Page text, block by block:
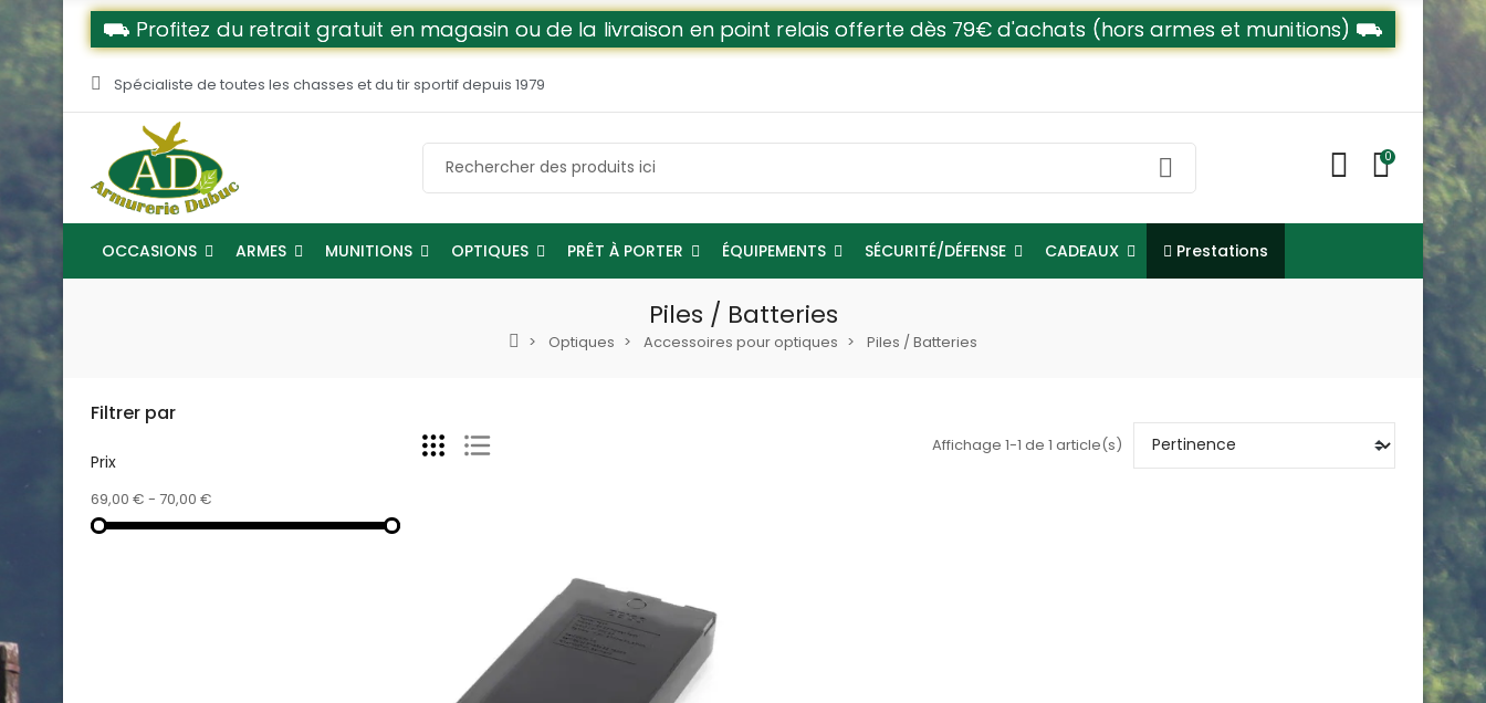
⛟ Profitez du retrait gratuit en magasin ou de la livraison en point relais offerte dès 79€ d'achats (hors armes et munitions) ⛟
Spécialiste de toutes les chasses et du tir sportif depuis 1979
0
OCCASIONS ARMES MUNITIONS OPTIQUES PRÊT À PORTER ÉQUIPEMENTS SÉCURITÉ/DÉFENSE CADEAUX Prestations
Piles / Batteries
Optiques Accessoires pour optiques Piles / Batteries
Filtrer par
Prix
69,00 € - 70,00 €
Affichage 1-1 de 1 article(s)